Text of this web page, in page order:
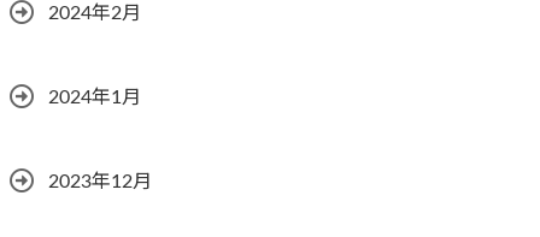
2024年2月
2024年1月
2023年12月